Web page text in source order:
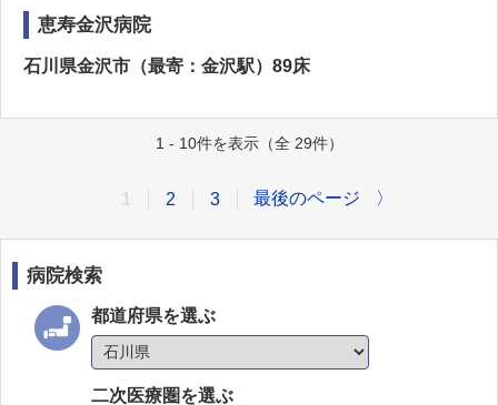
恵寿金沢病院
石川県金沢市（最寄：金沢駅）89床
1 - 10件を表示（全 29件）
2 3 最後のページ 〉
病院検索
都道府県を選ぶ
二次医療圏を選ぶ